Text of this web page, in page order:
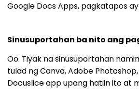
Google Docs Apps, pagkatapos
Sinusuportahan ba nito ang
Oo. Tiyak na sinusuportahan
tulad ng Canva, Adobe
Docuslice app upang hatiin ito at